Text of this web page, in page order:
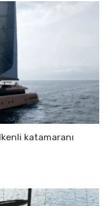
katamaranı